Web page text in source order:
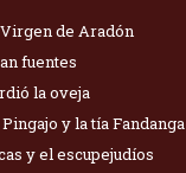
de Aradón
fuentes
la oveja
y la tía Fandanga
y el escupejudíos